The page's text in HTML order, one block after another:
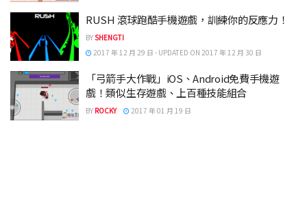
RUSH 滾球跑酷手機遊戲，訓練你的反應力！
BYSHENGTI
2017 年 12 月 29 日 - UPDATED ON 2017 年 12 月 30 日
「弓箭手大作戰」iOS、Android免費手機遊
戲！類似生存遊戲、上百種技能組合
BY ROCKY 2017 年 01 月 19 日